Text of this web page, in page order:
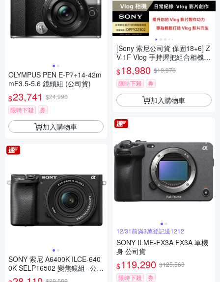
OLYMPUS PEN E-P7+14-42m
mF3.5-5.6 鏡頭組 (公司貨)
$23,741 $24,990
限時下殺
券
加入購物車
SONY 索尼 A6400K ILCE-640
0K SELP16502 變焦鏡組--公司
貨
[Sony 索尼公司貨 保固18+6] Z
V-1F Vlog 手持握把組合相機
(網紅新手/生活隨拍)
$18,980 $19,978
限時下殺
券
加入購物車
12/31前滿3萬登記送1212
SONY ILME-FX3A FX3A 單機
身 公司貨
$119,290 $125,568
限時下殺
券